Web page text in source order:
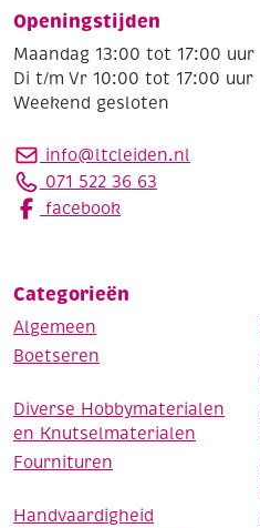
Openingstijden
Maandag 13:00 tot 17:00 uur
Di t/m Vr 10:00 tot 17:00 uur
Weekend gesloten
info@ltcleiden.nl
071 522 36 63
facebook
Categorieën
Algemeen
Boetseren
Diverse Hobbymaterialen
en Knutselmaterialen
Fournituren
Handvaardigheid